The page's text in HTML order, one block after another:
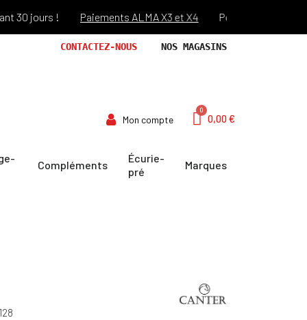
jours ! Paiements ALMA X3 et X4 Port offert dès 69€
CONTACTEZ-NOUS NOS MAGASINS
Mon compte 0,00 €
Compléments
Écurie-
pré
Marques